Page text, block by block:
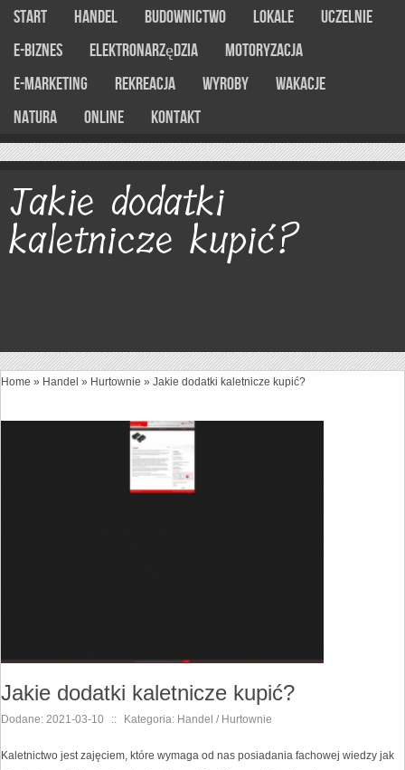
Start Handel Budownictwo Lokale
Uczelnie
E-Biznes
Elektronarzędzia
Motoryzacja
E-marketing
Rekreacja Wyroby
Wakacje
Natura
Online Kontakt
Jakie dodatki
kaletnicze kupić?
Home » Handel » Hurtownie » Jakie dodatki kaletnicze kupić?
Jakie dodatki kaletnicze kupić?
Dodane: 2021-03-10 :: Kategoria: Handel / Hurtownie
Kaletnictwo jest zajęciem, które wymaga od nas posiadania fachowej wiedzy jak